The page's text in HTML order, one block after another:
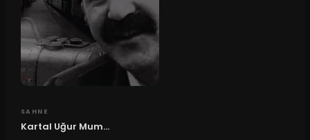
SAHNE
Kartal Uğur Mum...